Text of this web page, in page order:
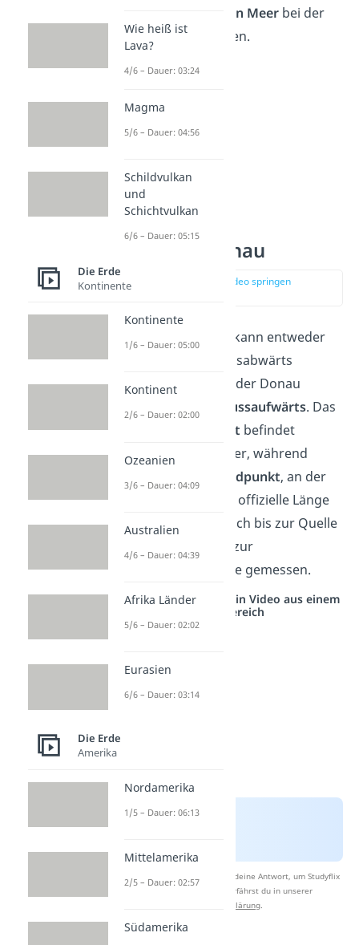
Schwarzen Meer bei der
Stadt Sulina in Rumänien.
Verlauf der Donau
zur Stelle im Video springen
Die Länge von Flüssen kann entweder
flussaufwärts oder flussabwärts
gemessen werden. Bei der Donau
erfolgt die Messung
flussaufwärts. Das
bedeutet, ihr
Nullpunkt befindet
sich am Schwarzen Meer, während
Endpunkt, an der
Quelle der Breg ist.
Die offizielle Länge
der Donau wird demnach bis zur Quelle
der Breg und nicht bis zur
Donaueschingen-Quelle gemessen.
Studyflix vernetzt: Hier ein Video aus einem
anderen Bereich
Nach Beantwortung speichern wir deine Antwort, um Studyflix
zu verbessern. Mehr dazu erfährst du in unserer
Datenschutzerklärung.
Wie heiß ist
Lava?
4/6 – Dauer: 03:24
Magma
5/6 – Dauer: 04:56
Schildvulkan
und
Schichtvulkan
6/6 – Dauer: 05:15
Die Erde
Kontinente
Kontinente
1/6 – Dauer: 05:00
Kontinent
2/6 – Dauer: 02:00
Ozeanien
3/6 – Dauer: 04:09
Australien
4/6 – Dauer: 04:39
Afrika Länder
5/6 – Dauer: 02:02
Eurasien
6/6 – Dauer: 03:14
Die Erde
Amerika
Nordamerika
1/5 – Dauer: 06:13
Mittelamerika
2/5 – Dauer: 02:57
Südamerika